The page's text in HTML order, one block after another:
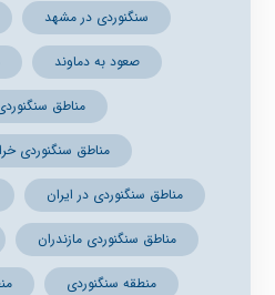
سنگنوردی در مشهد
صعود به دماوند
مناطق
مناطق سنگنوردی
مناطق سنگنوردی در ایران
مناطق سنگنوردی مازندران
منطقه سنگنوردی